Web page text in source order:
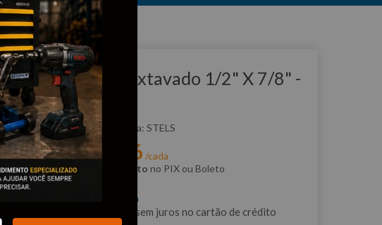
Clique e veja!
Soquete Sextavado 1/2" X 7/8" -
STELS
:1385355 STELS
Por:R$ 76 /cada
com5% de desconto no PIX ou Boleto
/cada
sem juros no cartão de crédito